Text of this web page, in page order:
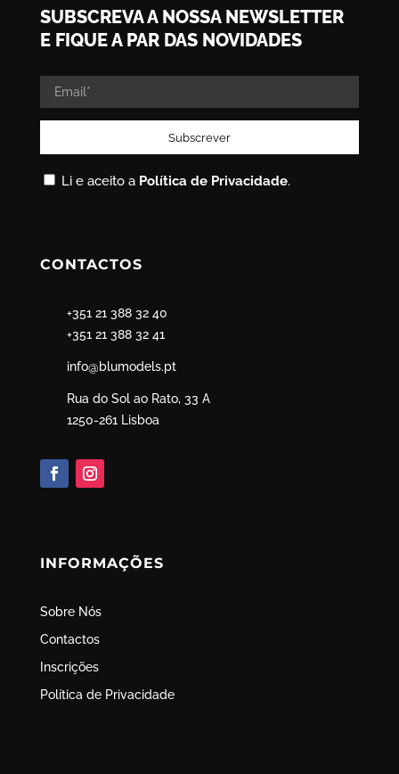
SUBSCREVA A NOSSA NEWSLETTER
E FIQUE A PAR DAS NOVIDADES
Li e aceito a Política de Privacidade.
CONTACTOS
+351 21 388 32 40
+351 21 388 32 41
info@blumodels.pt
Rua do Sol ao Rato, 33 A
1250-261 Lisboa
INFORMAÇÕES
Sobre Nós
Contactos
Inscrições
Política de Privacidade